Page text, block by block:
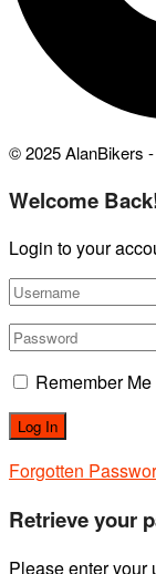
© 2025 AlanBikers
Welcome
Login to your
Remember Me
Forgotten
Retrieve your
Please enter your